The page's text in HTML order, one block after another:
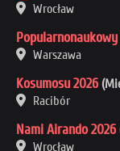
Wrocław
Warszawa
Kosumosu 2026
Racibór
Nami Airando 2026
Wrocław